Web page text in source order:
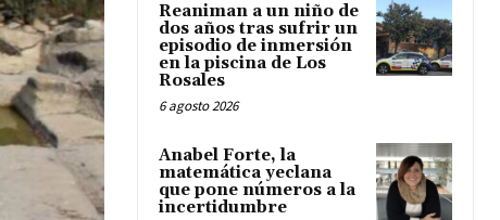
Reaniman a un niño de
dos años tras sufrir un
episodio de inmersión
en la piscina de Los
Rosales
6 agosto 2026
Anabel Forte, la
matemática yeclana
que pone números a la
incertidumbre